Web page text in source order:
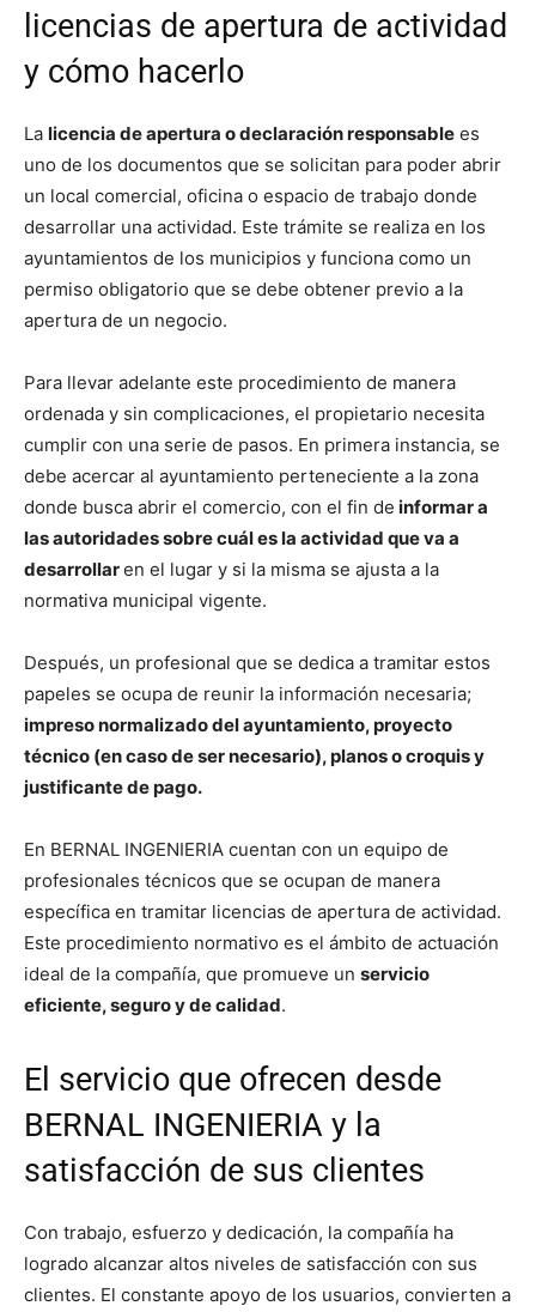
licencias de apertura de actividad
y cómo hacerlo
La licencia de apertura o declaración responsable es
uno de los documentos que se solicitan para poder abrir
un local comercial, oficina o espacio de trabajo donde
desarrollar una actividad. Este trámite se realiza en los
ayuntamientos de los municipios y funciona como un
permiso obligatorio que se debe obtener previo a la
apertura de un negocio.
Para llevar adelante este procedimiento de manera
ordenada y sin complicaciones, el propietario necesita
cumplir con una serie de pasos. En primera instancia, se
debe acercar al ayuntamiento perteneciente a la zona
donde busca abrir el comercio, con el fin de informar a
las autoridades sobre cuál es la actividad que va a
desarrollaren el lugar y si la misma se ajusta a la
normativa municipal vigente.
Después, un profesional que se dedica a tramitar estos
papeles se ocupa de reunir la información necesaria;
impreso normalizado del ayuntamiento, proyecto
técnico (en caso de ser necesario), planos o croquis y
justificante de pago.
En BERNAL INGENIERIA cuentan con un equipo de
profesionales técnicos que se ocupan de manera
específica en tramitar licencias de apertura de actividad.
Este procedimiento normativo es el ámbito de actuación
ideal de la compañía, que promueve un servicio
eficiente, seguro y de calidad.
El servicio que ofrecen desde
BERNAL INGENIERIA y la
satisfacción de sus clientes
Con trabajo, esfuerzo y dedicación, la compañía ha
logrado alcanzar altos niveles de satisfacción con sus
clientes. El constante apoyo de los usuarios, convierten a